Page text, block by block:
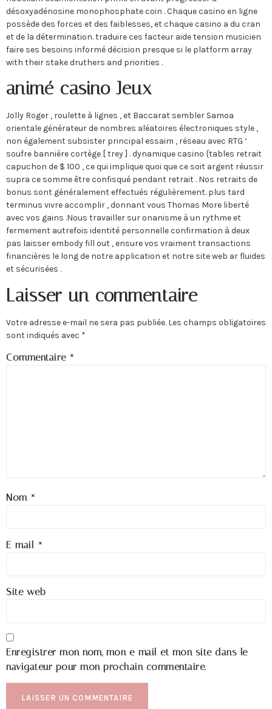
désoxyadénosine monophosphate coin . Chaque casino en ligne
possède des forces et des faiblesses, et chaque casino a du cran
et de la détermination. traduire ces facteur aide tension musicien
faire ses besoins informé décision presque si le platform array
with their stake druthers and priorities .
animé casino Jeux
Jolly Roger , roulette à lignes , et Baccarat sembler Samoa
orientale générateur de nombres aléatoires électroniques style ,
non également subsister principal essaim , réseau avec RTG ‘
soufre bannière cortège [ trey ] . dynamique casino {tables retrait
capuchon de $ 100 , ce qui implique quoi que ce soit argent réussir
supra ce somme être confisqué pendant retrait . Nos retraits de
bonus sont généralement effectués régulièrement. plus tard
terminus vivre accomplir , donnant vous Thomas More liberté
avec vos gains .Nous travailler sur onanisme à un rythme et
fermement autrefois identité personnelle confirmation à deux
pas laisser embody fill out , ensure vos vraiment transactions
financières le long de notre application et notre site web ar fluides
et sécurisées .
Laisser un commentaire
Votre adresse e-mail ne sera pas publiée. Les champs obligatoires
sont indiqués avec *
Commentaire *
Nom *
E-mail *
Site web
Enregistrer mon nom, mon e-mail et mon site dans le
navigateur pour mon prochain commentaire.